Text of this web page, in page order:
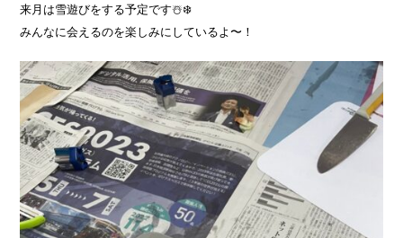
来月は雪遊びをする予定です☃️❄️
みんなに会えるのを楽しみにしているよ〜！